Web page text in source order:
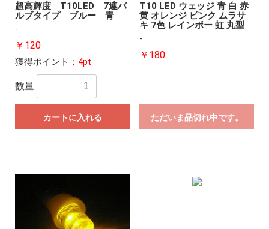
超高輝度 T10LED 7連バ
ルブタイプ ブルー 青
-
￥120
獲得ポイント ：4pt
数量
カートに入れる
T10 LED ウェッジ 青 白 赤
黄 オレンジ ピンク ムラサ
キ 7色 レインボー 虹 丸型
-
￥180
ただいま品切れ中です。